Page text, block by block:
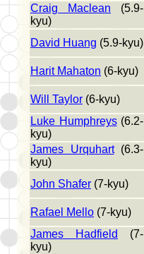
Craig Maclean (5.9-
kyu)
David Huang (5.9-kyu)
Harit Mahaton (6-kyu)
Will Taylor (6-kyu)
Luke Humphreys(6.2-
kyu)
James Urquhart(6.3-
kyu)
John Shafer (7-kyu)
Rafael Mello (7-kyu)
James Hadfield
(7-
kyu)